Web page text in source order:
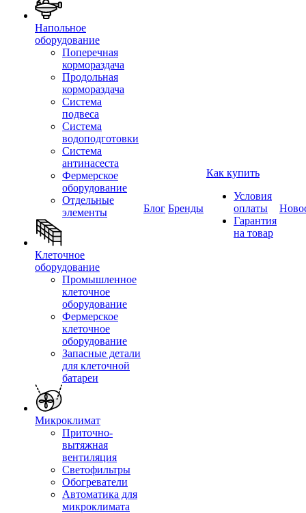
Напольное
оборудование
Поперечная
кормораздача
Продольная
кормораздача
Система
подвеса
Система
водоподготовки
Система
антинасеста
Фермерское
оборудование
Отдельные
элементы
Клеточное
оборудование
Промышленное
клеточное
оборудование
Фермерское
клеточное
оборудование
Запасные детали
для клеточной
батареи
Микроклимат
Приточно-
вытяжная
вентиляция
Светофильтры
Обогреватели
Автоматика для
микроклимата
Блог Бренды
Как купить
Условия
оплаты
Гарантия
на товар